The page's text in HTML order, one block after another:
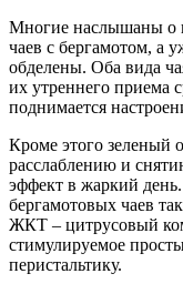
Многие наслышаны о
чаев с бергамотом, а
обделены. Оба вида
их утреннего приема
поднимается
Кроме этого зеленый
расслаблению и
эффект в жаркий
бергамотовых чаев
ЖКТ – цитрусовый
стимулируемое
перистальтику.